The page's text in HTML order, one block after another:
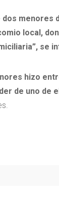
menores
local,
se
hizo
de uno de